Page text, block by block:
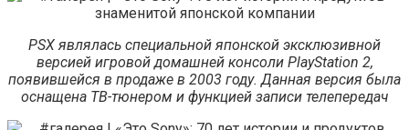
PSX являлась специальной японской эксклюзивной
версией игровой домашней консоли PlayStation 2,
появившейся в продаже в 2003 году. Данная версия была
оснащена ТВ-тюнером и функцией записи телепередач